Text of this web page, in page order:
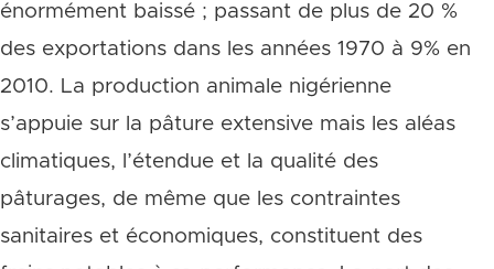
énormément baissé ; passant de plus de 20 %
des exportations dans les années 1970 à 9% en
2010. La production animale nigérienne
s’appuie sur la pâture extensive mais les aléas
climatiques, l’étendue et la qualité des
pâturages, de même que les contraintes
sanitaires et économiques, constituent des